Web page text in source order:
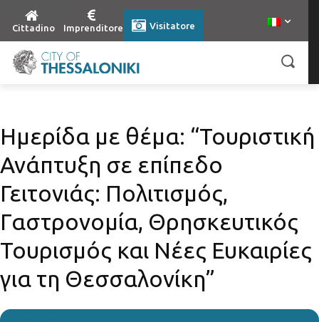
Cittadino Imprenditore Visitatore
Ημερίδα με θέμα: “Τουριστική
Ανάπτυξη σε επίπεδο
Γειτονιάς: Πολιτισμός,
Γαστρονομία, Θρησκευτικός
Τουρισμός και Νέες Ευκαιρίες
για τη Θεσσαλονίκη”